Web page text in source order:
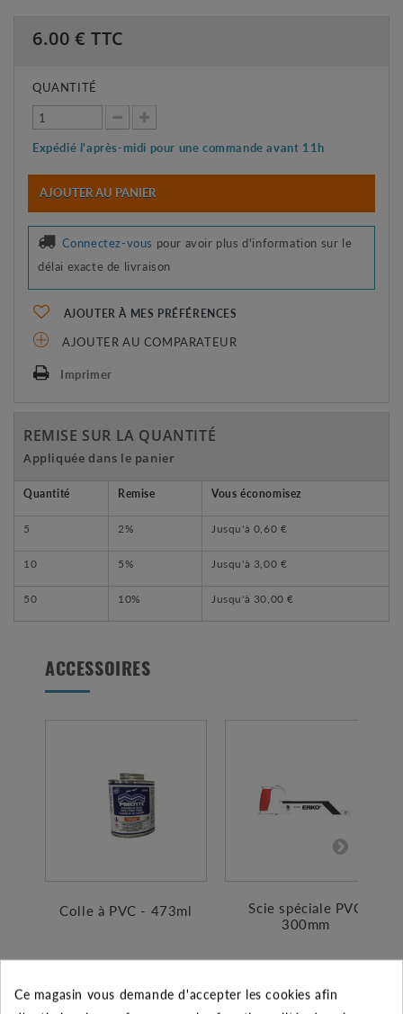
6.00 € TTC
QUANTITÉ
Expédié l'après-midi pour une commande avant 11h
AJOUTER AU PANIER
Connectez-vous pour avoir plus d'information sur le
délai exacte de livraison
AJOUTER À MES PRÉFÉRENCES
AJOUTER AU COMPARATEUR
Imprimer
REMISE SUR LA QUANTITÉ
Appliquée dans le panier
Quantité Remise Vous économisez
5 2% Jusqu'à 0,60 €
10 5% Jusqu'à 3,00 €
50 10% Jusqu'à 30,00 €
ACCESSOIRES
Colle à PVC - 473ml
Scie spéciale PVC
300mm
Ajouter au panier
Ce magasin vous demande d'accepter les cookies afin